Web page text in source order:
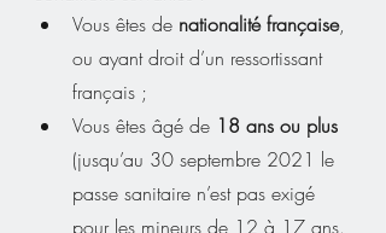
Vous êtes de nationalité française,
ou ayant droit d’un ressortissant
français ;
Vous êtes âgé de 18 ans ou plus
(jusqu’au 30 septembre 2021 le
passe sanitaire n’est pas exigé
pour les mineurs de 12 à 17 ans.